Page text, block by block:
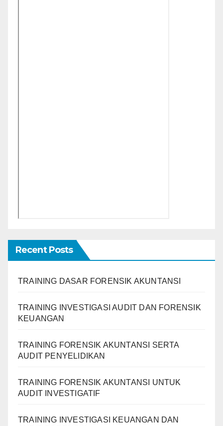
Recent Posts
TRAINING DASAR FORENSIK AKUNTANSI
TRAINING INVESTIGASI AUDIT DAN FORENSIK
KEUANGAN
TRAINING FORENSIK AKUNTANSI SERTA
AUDIT PENYELIDIKAN
TRAINING FORENSIK AKUNTANSI UNTUK
AUDIT INVESTIGATIF
TRAINING INVESTIGASI KEUANGAN DAN